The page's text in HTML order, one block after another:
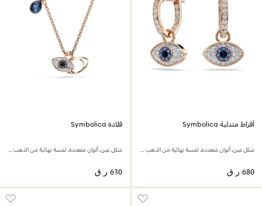
أقراط متدلية Symbolica
شكل عين، ألوان متعددة، لمسة نهائية من الذهب الوردي عيار 18 قيراط
قلادة Symbolica
شكل عين، ألوان متعددة، لمسة نهائية من الذهب الوردي عيار 18 قيراط